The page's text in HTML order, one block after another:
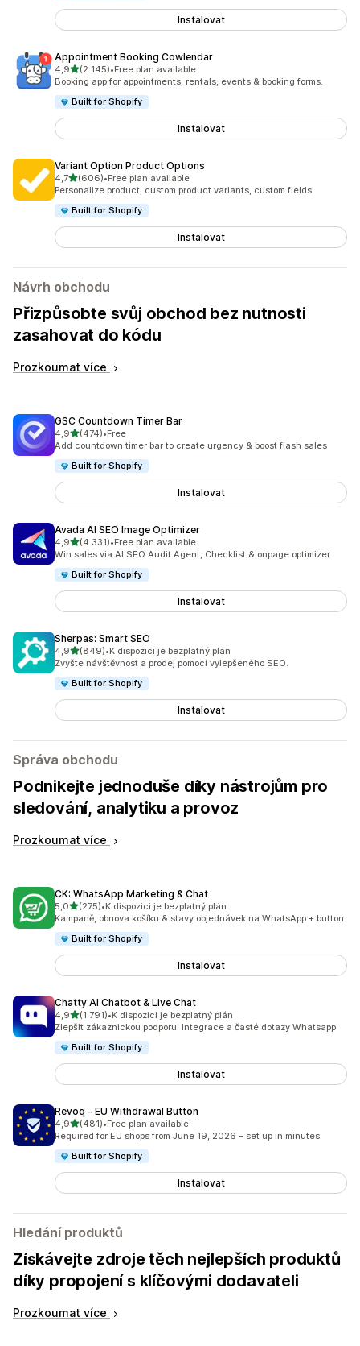
Instalovat
Appointment Booking Cowlendar
4,9z 5 hvězd
(2 145)
Celkový počet recenzí: 2145
•Free plan available
Booking app for appointments, rentals, events & booking forms.
Built for Shopify
Instalovat
Variant Option Product Options
4,7z 5 hvězd
(606)
Celkový počet recenzí: 606
•Free plan available
Personalize product, custom product variants, custom fields
Built for Shopify
Instalovat
Návrh obchodu
Přizpůsobte svůj obchod bez nutnosti
zasahovat do kódu
Prozkoumat více
GSC Countdown Timer Bar
4,9z 5 hvězd
(474)
Celkový počet recenzí: 474
•Free
Add countdown timer bar to create urgency & boost flash sales
Built for Shopify
Instalovat
Avada AI SEO Image Optimizer
4,9z 5 hvězd
(4 331)
Celkový počet recenzí: 4331
•Free plan available
Win sales via AI SEO Audit Agent, Checklist & onpage optimizer
Built for Shopify
Instalovat
Sherpas: Smart SEO
4,9z 5 hvězd
(849)
Celkový počet recenzí: 849
•K dispozici je bezplatný plán
Zvyšte návštěvnost a prodej pomocí vylepšeného SEO.
Built for Shopify
Instalovat
Správa obchodu
Podnikejte jednoduše díky nástrojům pro
sledování, analytiku a provoz
Prozkoumat více
CK: WhatsApp Marketing & Chat
5,0z 5 hvězd
(275)
Celkový počet recenzí: 275
•K dispozici je bezplatný plán
Kampaně, obnova košíku & stavy objednávek na WhatsApp + button
Built for Shopify
Instalovat
Chatty AI Chatbot & Live Chat
4,9z 5 hvězd
(1 791)
Celkový počet recenzí: 1791
•K dispozici je bezplatný plán
Zlepšit zákaznickou podporu: Integrace a časté dotazy Whatsapp
Built for Shopify
Instalovat
Revoq ‑ EU Withdrawal Button
4,9z 5 hvězd
(481)
Celkový počet recenzí: 481
•Free plan available
Required for EU shops from June 19, 2026 – set up in minutes.
Built for Shopify
Instalovat
Hledání produktů
Získávejte zdroje těch nejlepších produktů
díky propojení s klíčovými dodavateli
Prozkoumat více